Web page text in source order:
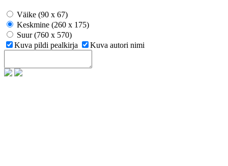
Väike (90 x 67)
Keskmine (260 x 175)
Suur (760 x 570)
Kuva pildi pealkirja
Kuva autori nimi